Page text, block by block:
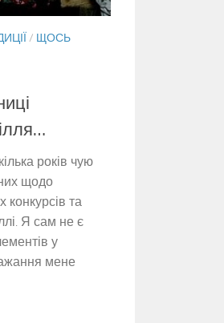
/ ЩОСЬ
років чую
щодо
конкурсів та
Я сам не є
у
мене